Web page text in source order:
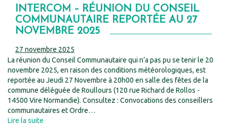
INTERCOM – RÉUNION DU CONSEIL
COMMUNAUTAIRE REPORTÉE AU 27
NOVEMBRE 2025
27 novembre 2025
La réunion du Conseil Communautaire qui n’a pas pu se tenir le 20
novembre 2025, en raison des conditions météorologiques, est
reportée au Jeudi 27 Novembre à 20h00 en salle des fêtes de la
commune déléguée de Roullours (120 rue Richard de Rollos -
14500 Vire Normandie). Consultez : Convocations des conseillers
communautaires et Ordre…
Lire la suite